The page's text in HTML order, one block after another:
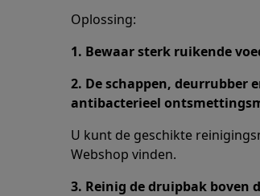
Oplossing:
1. Bewaar sterk ruikende
2. De schappen, deurrubber
antibacterieel
U kunt de geschikte
Webshop vinden.
3. Reinig de druipbak boven